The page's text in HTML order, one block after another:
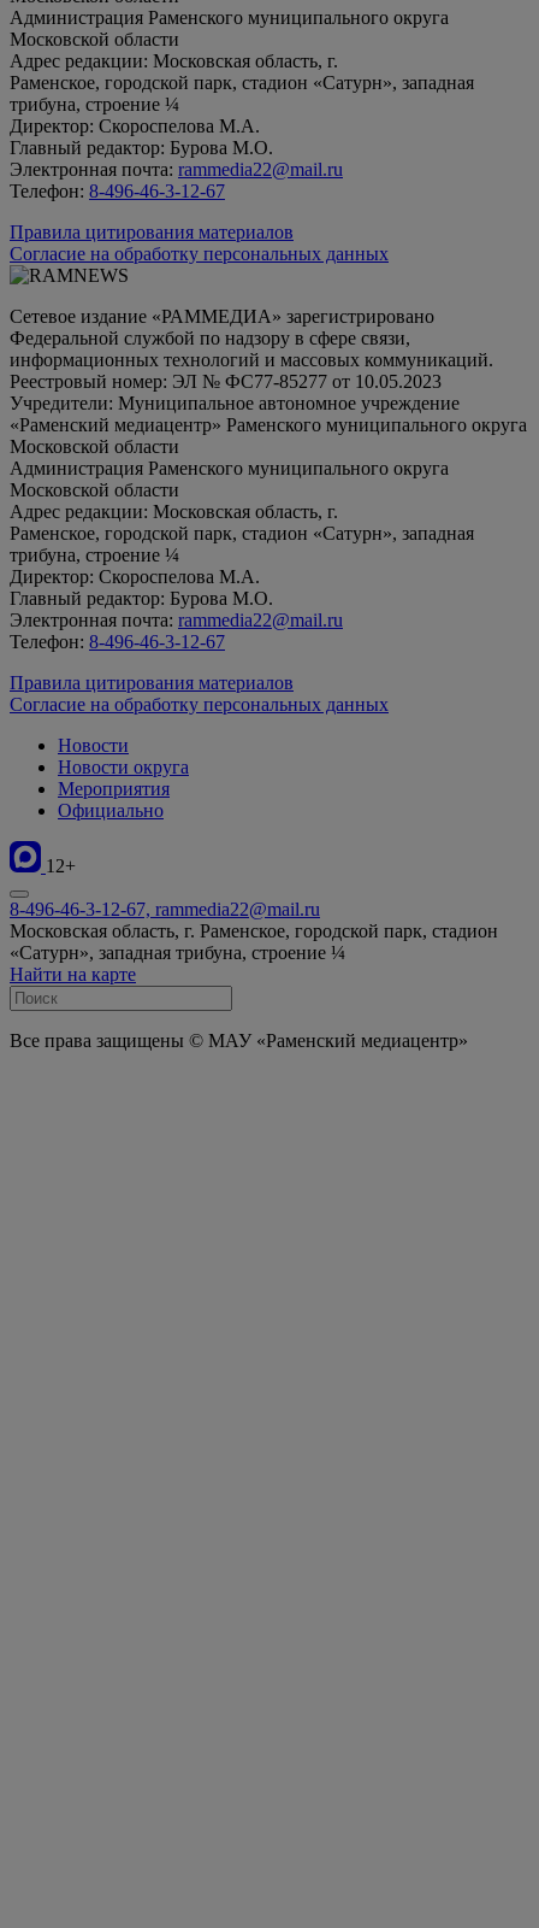
Администрация Раменского муниципального округа
Московской области
Адрес редакции: Московская область, г.
Раменское, городской парк, стадион «Сатурн», западная
трибуна, строение ¼
Директор: Скороспелова М.А.
Главный редактор: Бурова М.О.
Электронная почта: rammedia22@mail.ru
Телефон: 8-496-46-3-12-67
Правила цитирования материалов
Согласие на обработку персональных данных
Сетевое издание «РАММЕДИА» зарегистрировано
Федеральной службой по надзору в сфере связи,
информационных технологий и массовых коммуникаций.
Реестровый номер: ЭЛ № ФС77-85277 от 10.05.2023
Учредители: Муниципальное автономное учреждение
«Раменский медиацентр» Раменского муниципального округа
Московской области
Администрация Раменского муниципального округа
Московской области
Адрес редакции: Московская область, г.
Раменское, городской парк, стадион «Сатурн», западная
трибуна, строение ¼
Директор: Скороспелова М.А.
Главный редактор: Бурова М.О.
Электронная почта: rammedia22@mail.ru
Телефон: 8-496-46-3-12-67
Правила цитирования материалов
Согласие на обработку персональных данных
Новости
Новости округа
Мероприятия
Официально
12+
8-496-46-3-12-67, rammedia22@mail.ru
Московская область, г. Раменское, городской парк, стадион
«Сатурн», западная трибуна, строение ¼
Найти на карте
Все права защищены © МАУ «Раменский медиацентр»